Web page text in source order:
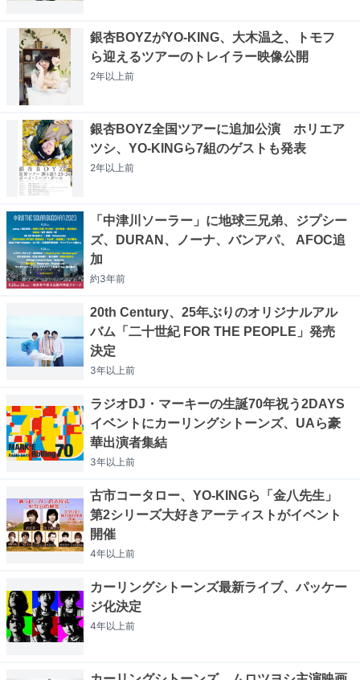
銀杏BOYZがYO-KING、大木温之、トモフ
ら迎えるツアーのトレイラー映像公開
2年以上前
銀杏BOYZ全国ツアーに追加公演 ホリエア
ツシ、YO-KINGら7組のゲストも発表
2年以上前
「中津川ソーラー」に地球三兄弟、ジプシー
ズ、DURAN、ノーナ、バンアパ、 AFOC追
加
約3年前
20th Century、25年ぶりのオリジナルアル
バム「二十世紀 FOR THE PEOPLE」発売
決定
3年以上前
ラジオDJ・マーキーの生誕70年祝う2DAYS
イベントにカーリングシトーンズ、UAら豪
華出演者集結
3年以上前
古市コータロー、YO-KINGら「金八先生」
第2シリーズ大好きアーティストがイベント
開催
4年以上前
カーリングシトーンズ最新ライブ、パッケー
ジ化決定
4年以上前